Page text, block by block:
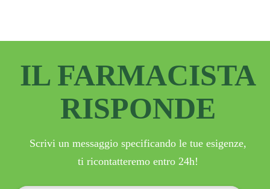
IL FARMACISTA
RISPONDE
Scrivi un messaggio specificando le tue esigenze,
ti ricontatteremo entro 24h!